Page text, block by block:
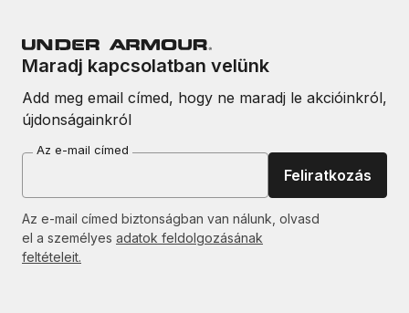
Maradj kapcsolatban velünk
Add meg email címed, hogy ne maradj le akcióinkról,
újdonságainkról
Az e-mail címed
Feliratkozás
Az e-mail címed biztonságban van nálunk, olvasd
el a személyes adatok feldolgozásának
feltételeit.